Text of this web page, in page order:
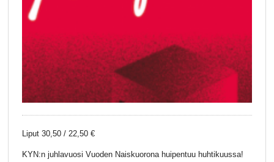
Liput 30,50 / 22,50 €
KYN:n juhlavuosi Vuoden Naiskuorona huipentuu huhtikuussa!